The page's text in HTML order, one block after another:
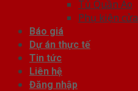
Tủ Quần Áo
Phụ kiện
Báo giá
Dự án thực tế
Tin tức
Liên hệ
Đăng nhập